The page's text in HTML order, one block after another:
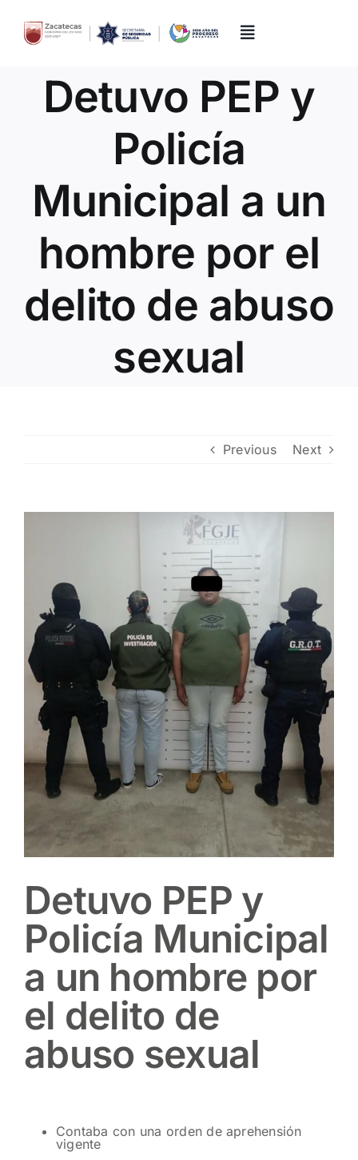
content
Toggle
Quiénes Somos
Trámites y Servicios
Transparencia
Detuvo PEP y
Policía
Municipal a un
hombre por el
delito de abuso
sexual
Previous Next
View
Detuvo PEP y
Policía Municipal
a un hombre por
el delito de
abuso sexual
Contaba con una orden de aprehensión
vigente